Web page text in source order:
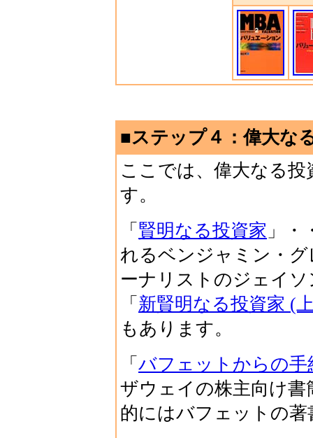
■ステップ４：偉大な
ここでは、偉大なる
す。
「 賢明なる投資家 」
れるベンジャミン・
ーナリストのジェイ
「 新賢明なる投資家 (
もあります。
「 バフェットからの手
ザウェイの株主向け
的にはバフェットの